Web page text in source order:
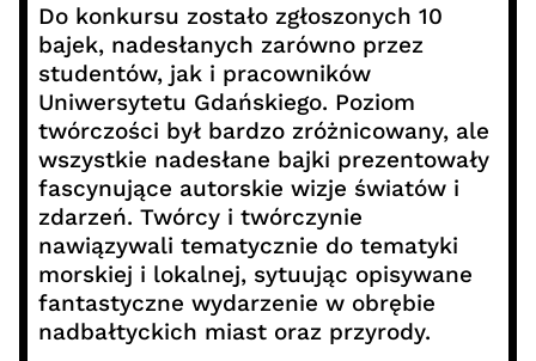
Do konkursu zostało zgłoszonych 10
bajek, nadesłanych zarówno przez
studentów, jak i pracowników
Uniwersytetu Gdańskiego. Poziom
twórczości był bardzo zróżnicowany, ale
wszystkie nadesłane bajki prezentowały
fascynujące autorskie wizje światów i
zdarzeń. Twórcy i twórczynie
nawiązywali tematycznie do tematyki
morskiej i lokalnej, sytuując opisywane
fantastyczne wydarzenie w obrębie
nadbałtyckich miast oraz przyrody.